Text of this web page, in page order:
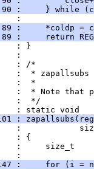
:     } while
:
:     *coldp =
:     return
: }
:
: /*
:  *
:  *
:  * Note that
:  */
: static void
:
:
: {
:     size_t
:
:     for (i =